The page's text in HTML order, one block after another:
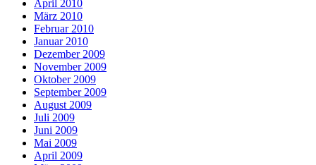
April 2010
März 2010
Februar 2010
Januar 2010
Dezember 2009
November 2009
Oktober 2009
September 2009
August 2009
Juli 2009
Juni 2009
Mai 2009
April 2009